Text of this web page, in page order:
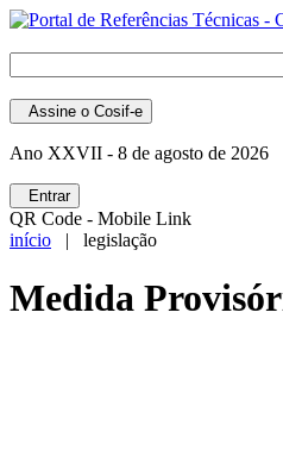
Assine o Cosif-e
Ano XXVII - 8 de agosto de 2026
Entrar
QR Code - Mobile Link
início | legislação
Medida